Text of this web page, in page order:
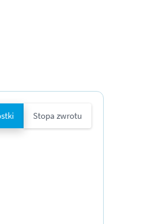
Stopa zwrotu